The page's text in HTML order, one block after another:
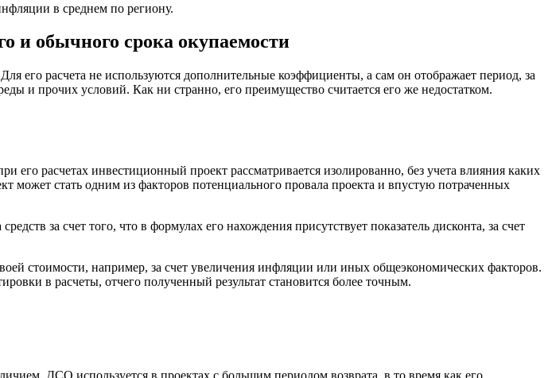
в среднем по региону.
и обычного срока окупаемости
его расчета не используются дополнительные коэффициенты, а сам он отображает период, за
и прочих условий. Как ни странно, его преимущество считается его же недостатком.
расчетах инвестиционный проект рассматривается изолированно, без учета влияния каких
стать одним из факторов потенциального провала проекта и впустую потраченных
за счет того, что в формулах его нахождения присутствует показатель дисконта, за счет
стоимости, например, за счет увеличения инфляции или иных общеэкономических факторов.
в расчеты, отчего полученный результат становится более точным.